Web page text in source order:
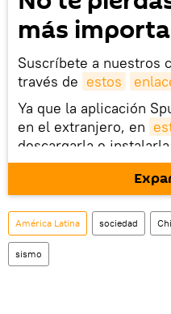
más
Suscríbete a nuestros
través de estos
Ya que la aplicación
en el extranjero, en
descargarla e
móvil (¡solo para
También tenemos una
social rusa VK .
América Latina sociedad
sismo